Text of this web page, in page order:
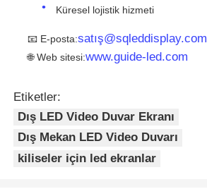
Küresel lojistik hizmeti
📧 E-posta:satış@sqleddisplay.com
🌐 Web sitesi:www.guide-led.com
Etiketler:
Dış LED Video Duvar Ekranı
Dış Mekan LED Video Duvarı
kiliseler için led ekranlar